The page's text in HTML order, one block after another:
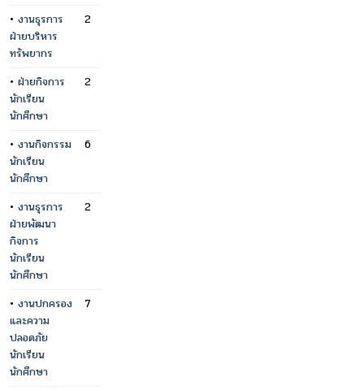
• งานธุรการ
ฝ่ายบริหาร
ทรัพยากร
2
• ฝ่ายกิจการ
นักเรียน
นักศึกษา
2
• งานกิจกรรม
นักเรียน
นักศึกษา
6
• งานธุรการ
ฝ่ายพัฒนา
กิจการ
นักเรียน
นักศึกษา
2
• งานปกครอง
และความ
ปลอดภัย
นักเรียน
นักศึกษา
7